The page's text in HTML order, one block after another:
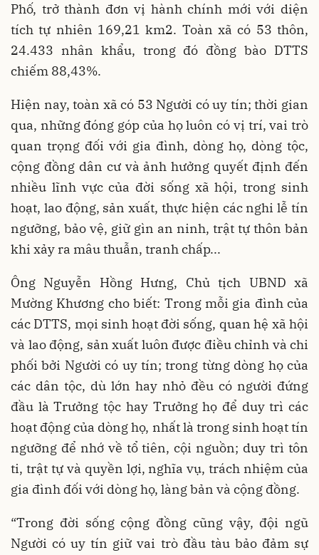
Phố, trở thành đơn vị hành chính mới với diện
tích tự nhiên 169,21 km2. Toàn xã có 53 thôn,
24.433 nhân khẩu, trong đó đồng bào DTTS
chiếm 88,43%.
Hiện nay, toàn xã có 53 Người có uy tín; thời gian
qua, những đóng góp của họ luôn có vị trí, vai trò
quan trọng đối với gia đình, dòng họ, dòng tộc,
cộng đồng dân cư và ảnh hưởng quyết định đến
nhiều lĩnh vực của đời sống xã hội, trong sinh
hoạt, lao động, sản xuất, thực hiện các nghi lễ tín
ngưỡng, bảo vệ, giữ gìn an ninh, trật tự thôn bản
khi xảy ra mâu thuẫn, tranh chấp...
Ông Nguyễn Hồng Hưng, Chủ tịch UBND xã
Mường Khương cho biết: Trong mỗi gia đình của
các DTTS, mọi sinh hoạt đời sống, quan hệ xã hội
và lao động, sản xuất luôn được điều chỉnh và chi
phối bởi Người có uy tín; trong từng dòng họ của
các dân tộc, dù lớn hay nhỏ đều có người đứng
đầu là Trưởng tộc hay Trưởng họ để duy trì các
hoạt động của dòng họ, nhất là trong sinh hoạt tín
ngưỡng để nhớ về tổ tiên, cội nguồn; duy trì tôn
ti, trật tự và quyền lợi, nghĩa vụ, trách nhiệm của
gia đình đối với dòng họ, làng bản và cộng đồng.
“Trong đời sống cộng đồng cũng vậy, đội ngũ
Người có uy tín giữ vai trò đầu tàu bảo đảm sự